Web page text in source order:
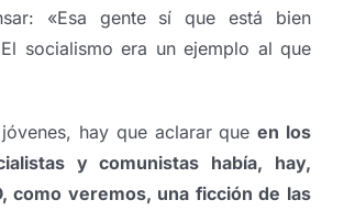
«Esa gente sí que está bien
socialismo era un ejemplo al que
hay que aclarar queen los
y comunistas había, hay,
como veremos, una ficción de las